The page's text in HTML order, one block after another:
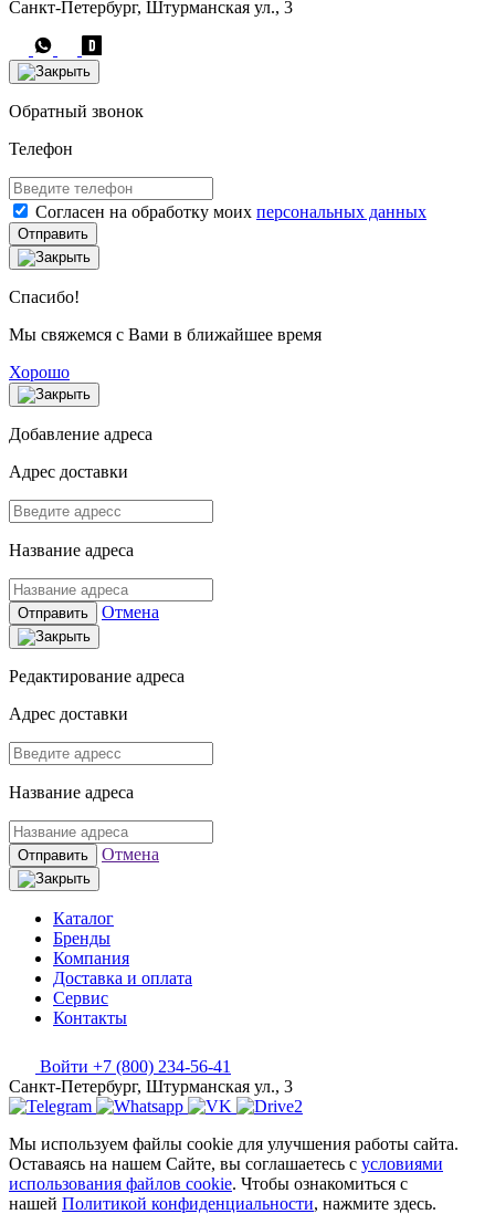
Санкт-Петербург, Штурманская ул., 3
Обратный звонок
Телефон
Согласен на обработку моих персональных данных
Отправить
Спасибо!
Мы свяжемся с Вами в ближайшее время
Хорошо
Добавление адреса
Адрес доставки
Название адреса
Отправить Отмена
Редактирование адреса
Адрес доставки
Название адреса
Отправить Отмена
Каталог
Бренды
Компания
Доставка и оплата
Сервис
Контакты
Войти +7 (800) 234-56-41
Санкт-Петербург, Штурманская ул., 3
Мы используем файлы cookie для улучшения работы сайта.
Оставаясь на нашем Сайте, вы соглашаетесь с условиями
использования файлов cookie. Чтобы ознакомиться с
нашей Политикой конфиденциальности, нажмите здесь.